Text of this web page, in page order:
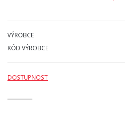
VÝROBCE
KÓD VÝROBCE
DOSTUPNOST